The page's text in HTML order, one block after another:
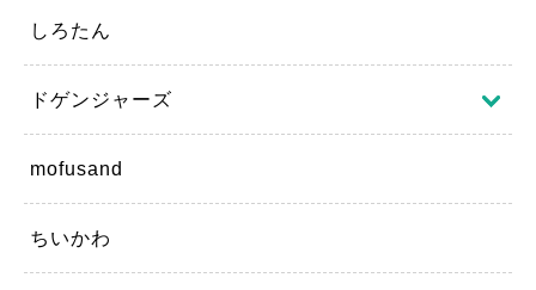
しろたん
ドゲンジャーズ
mofusand
ちいかわ